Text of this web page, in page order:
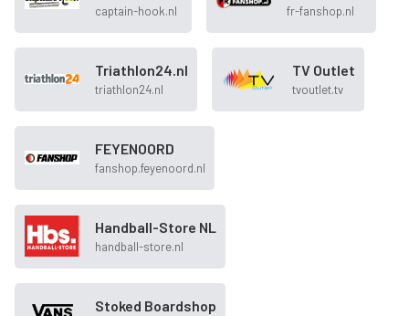
captain-hook.nl fr-fanshop.nl
Triathlon24.nl
triathlon24.nl
TV Outlet
tvoutlet.tv
FEYENOORD
fanshop.feyenoord.nl
Handball-Store NL
handball-store.nl
Stoked Boardshop